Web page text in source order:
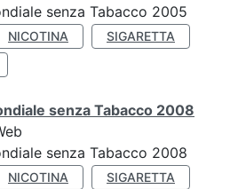
senza Tabacco 2005
NICOTINA
SIGARETTA
senza Tabacco 2008
senza Tabacco 2008
NICOTINA
SIGARETTA